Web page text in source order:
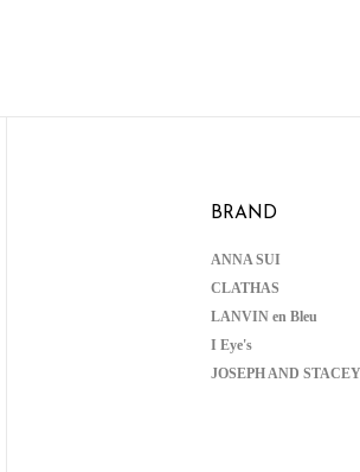
BRAND
ANNA SUI
CLATHAS
LANVIN en Bleu
I Eye's
JOSEPH AND STACEY